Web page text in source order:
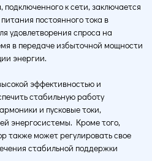
к сети, заключается
постоянного тока в
удовлетворения спроса на
в передаче избыточной мощности
энергии.
эффективностью и
стабильную работу
и пусковые токи,
энергосистемы. Кроме того,
также может регулировать свое
стабильной поддержки